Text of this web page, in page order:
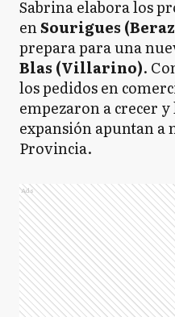
Sabrina elabora los
enSourigues
prepara para una
Blas (Villarino).
los pedidos en
empezaron a crecer
expansión apuntan a
Provincia.
Ads